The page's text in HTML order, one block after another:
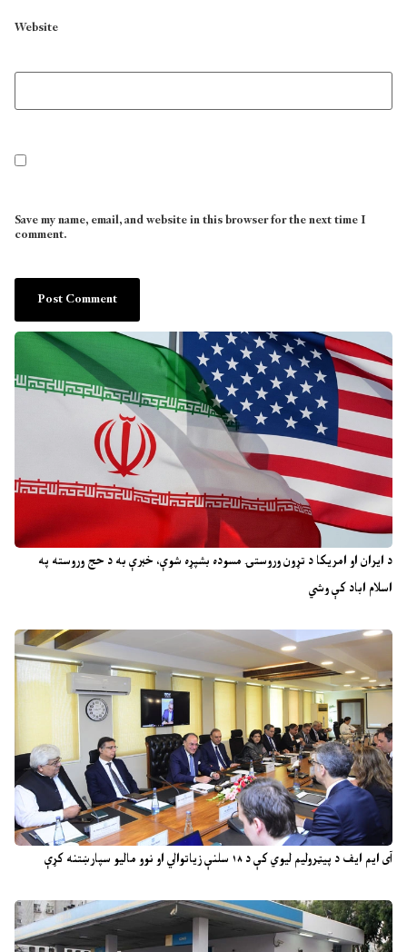
د ایران او امریکا د تړون وروستۍ مسوده بشپړه شوې، خبرې به د حج وروسته په
اسلام اباد کې وشي
آی ایم ایف د پیټرولیم لیوي کې د ۱۸ سلنې زیاتوالي او نوو مالیو سپارښتنه کړې
Website
Save my name, email, and website in this browser for the next time I
comment.